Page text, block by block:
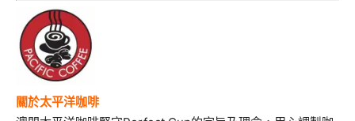
關於太平洋咖啡